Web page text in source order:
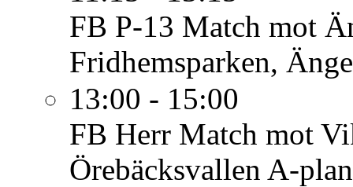
FB P-13 Match mot
Fridhemsparken,
13:00 - 15:00
FB Herr Match mot
Örebäcksvallen A-plan